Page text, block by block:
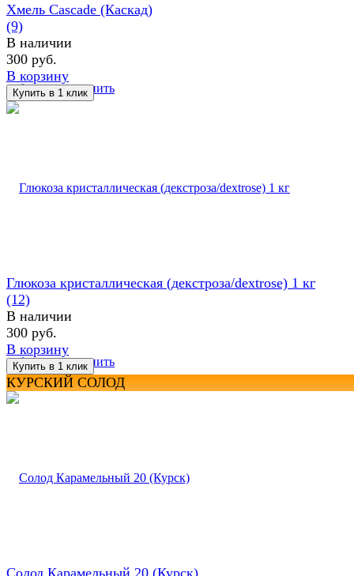
избранное сравнить
Хмель Cascade (Каскад)
(9)
В наличии
300 руб.
В корзину
избранное сравнить
Глюкоза кристаллическая (декстроза/dextrose) 1 кг
(12)
В наличии
300 руб.
В корзину
КУРСКИЙ СОЛОД
Солод Карамельный 20 (Курск)